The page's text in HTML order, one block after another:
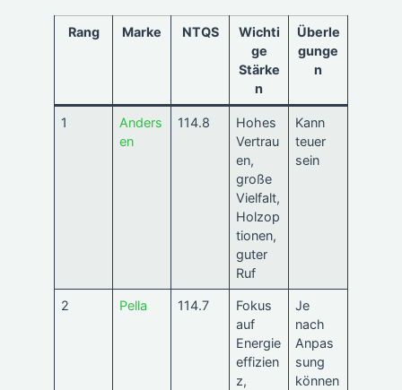
Rang Marke NTQS
Wichti
ge
Stärke
n
Überle
gunge
n
1
Anders
en
114.8
Hohes
Vertrau
en,
große
Vielfalt,
Holzop
tionen,
guter
Ruf
Kann
teuer
sein
2 Pella 114.7
Fokus
auf
Energie
effizien
z,
Je
nach
Anpas
sung
können